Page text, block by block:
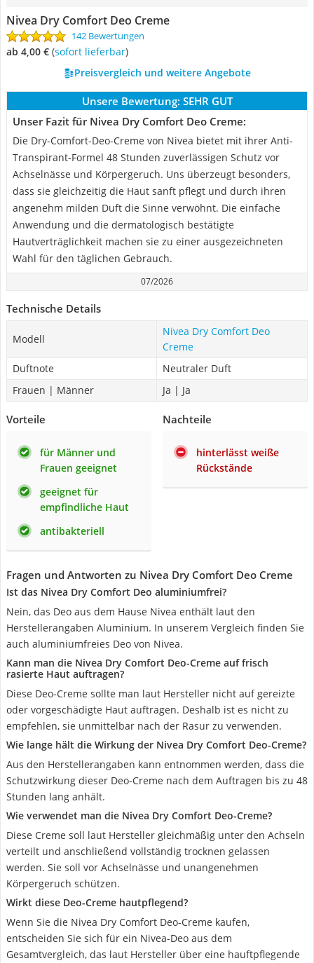
Nivea Dry Comfort Deo Creme
142 Bewertungen
ab 4,00 € ( Sofort lieferbar)
Preisvergleich und weitere Angebote
Unsere Bewertung: SEHR GUT
Unser Fazit für Nivea Dry Comfort Deo Creme:
Die Dry-Comfort-Deo-Creme von Nivea bietet mit ihrer Anti-
Transpirant-Formel 48 Stunden zuverlässigen Schutz vor
Achselnässe und Körpergeruch. Uns überzeugt besonders,
dass sie gleichzeitig die Haut sanft pflegt und durch ihren
angenehm milden Duft die Sinne verwöhnt. Die einfache
Anwendung und die dermatologisch bestätigte
Hautverträglichkeit machen sie zu einer ausgezeichneten
Wahl für den täglichen Gebrauch.
07/2026
Technische Details
Modell
Nivea Dry Comfort Deo
Creme
Duftnote
Neutraler Duft
Frauen | Männer
Ja | Ja
Vorteile
für Männer und
Frauen geeignet
geeignet für
empfindliche Haut
antibakteriell
Nachteile
hinterlässt weiße
Rückstände
Fragen und Antworten zu Nivea Dry Comfort Deo Creme
Ist das Nivea Dry Comfort Deo aluminiumfrei?
Nein, das Deo aus dem Hause Nivea enthält laut den
Herstellerangaben Aluminium. In unserem Vergleich finden Sie
auch aluminiumfreies Deo von Nivea.
Kann man die Nivea Dry Comfort Deo-Creme auf frisch
rasierte Haut auftragen?
Diese Deo-Creme sollte man laut Hersteller nicht auf gereizte
oder vorgeschädigte Haut auftragen. Deshalb ist es nicht zu
empfehlen, sie unmittelbar nach der Rasur zu verwenden.
Wie lange hält die Wirkung der Nivea Dry Comfort Deo-Creme?
Aus den Herstellerangaben kann entnommen werden, dass die
Schutzwirkung dieser Deo-Creme nach dem Auftragen bis zu 48
Stunden lang anhält.
Wie verwendet man die Nivea Dry Comfort Deo-Creme?
Diese Creme soll laut Hersteller gleichmäßig unter den Achseln
verteilt und anschließend vollständig trocknen gelassen
werden. Sie soll vor Achselnässe und unangenehmen
Körpergeruch schützen.
Wirkt diese Deo-Creme hautpflegend?
Wenn Sie die Nivea Dry Comfort Deo-Creme kaufen,
entscheiden Sie sich für ein Nivea-Deo aus dem
Gesamtvergleich, das laut Hersteller über eine hauftpflegende